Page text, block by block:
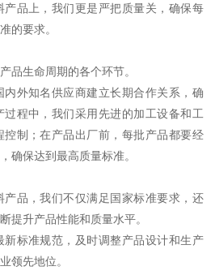
品上，我们更是严把质量关，确保每
的要求。
品生命周期的各个环节。
外知名供应商建立长期合作关系，确
程中，我们采用先进的加工设备和工
制；在产品出厂前，每批产品都要经
确保达到最高质量标准。
品，我们不仅满足国家标准要求，还
提升产品性能和质量水平。
标准规范，及时调整产品设计和生产
领先地位。